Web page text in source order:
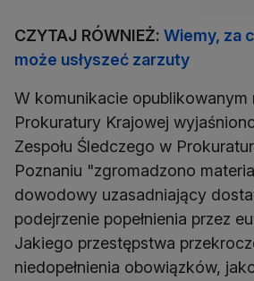
CZYTAJ RÓWNIEŻ: Wiemy, za
może usłyszeć zarzuty
W komunikacie opublikowanym
Prokuratury Krajowej
Zespołu Śledczego w
Poznaniu "zgromadzono
dowodowy uzasadniający
podejrzenie popełnienia przez
Jakiego przestępstwa
niedopełnienia obowiązków,